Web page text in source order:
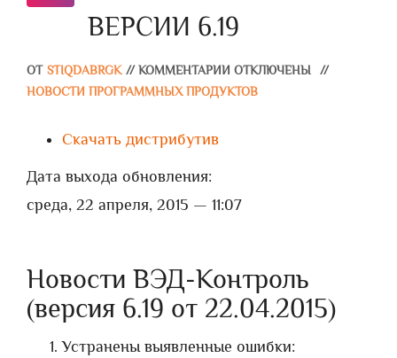
ВЕРСИИ 6.19
ОТ STIQDABRGK // КОММЕНТАРИИ ОТКЛЮЧЕНЫ
//
НОВОСТИ ПРОГРАММНЫХ ПРОДУКТОВ
Скачать дистрибутив
Дата выхода обновления:
среда, 22 апреля, 2015 — 11:07
Новости ВЭД-Контроль
(версия 6.19 от 22.04.2015)
Устранены выявленные ошибки: